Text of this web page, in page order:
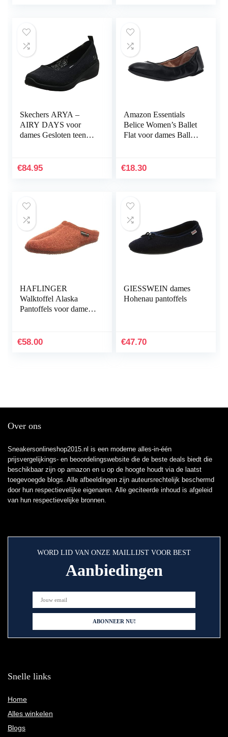
Skechers ARYA –
AIRY DAYS voor
dames Gesloten teen
€84.95
Amazon Essentials
Belice Women’s Ballet
Flat voor dames Ballet
€18.30
HAFLINGER
Walktoffel Alaska
Pantoffels voor dames,
€58.00
GIESSWEIN dames
Hohenau pantoffels
€47.70
Over ons
Sneakersonlineshop2015.nl is een moderne alles-in-één
prijsvergelijkings- en beoordelingswebsite die de beste deals biedt die
beschikbaar zijn op amazon en u op de hoogte houdt via de laatst
toegevoegde blogs. Alle afbeeldingen zijn auteursrechtelijk beschermd
door hun respectievelijke eigenaren. Alle geciteerde inhoud is afgeleid
van hun respectievelijke bronnen.
WORD LID VAN ONZE MAILLIJST VOOR BEST
Aanbiedingen
Snelle links
Home
Alles winkelen
Blogs